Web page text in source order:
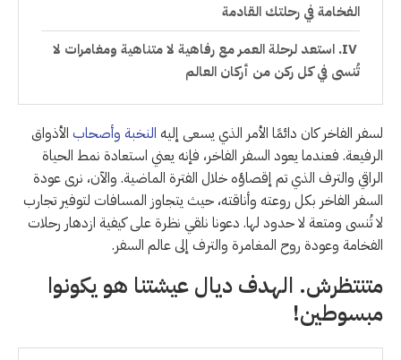
الفخامة في رحلتك القادمة
استعد لرحلة العمر مع رفاهية لا متناهية ومغامرات لا
تُنسى في كل ركن من أركان العالم
لسفر الفاخر كان دائمًا الأمر الذي يسعى إليه النخبة وأصحاب الأذواق
الرفيعة. فعندما يعود السفر الفاخر، فإنه يعني استعادة نمط الحياة
الراقي والترف الذي تم إقصاؤه خلال الفترة الماضية. والآن، نرى عودة
السفر الفاخر بكل روعته وأناقته، حيث يتجاوز المسافات لتوفير تجارب
لا تُنسى ومتعة لا حدود لها. دعونا نلقي نظرة على كيفية ازدهار رحلات
الفخامة وعودة روح المغامرة والترف إلى عالم السفر.
متنتظرش. الهدف ديال عيشتنا هو يكونوا
مبسوطين!